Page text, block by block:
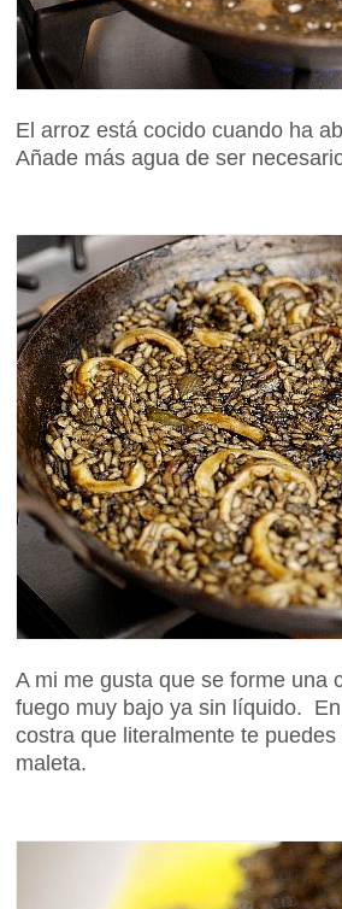
El arroz está cocido cuando ha
Añade más agua de ser
A mi me gusta que se forme una
fuego muy bajo ya sin líquido.
costra que literalmente te
maleta.